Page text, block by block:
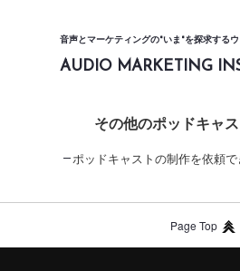
音声とマーケティングの"いま"を探求する
AUDIO MARKETING
その他のポッドキャ
ポッドキャストの制作を依頼
Page Top